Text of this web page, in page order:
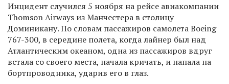
Инцидент случился 5 ноября на рейсе авиакомпании
Thomson Airways из Манчестера в столицу
Доминикану. По словам пассажиров самолета Boeing
767-300, в середине полета, когда лайнер был над
Атлантическим океаном, одна из пассажиров вдруг
встала со своего места, начала кричать, и напала на
бортпроводника, ударив его в глаз.